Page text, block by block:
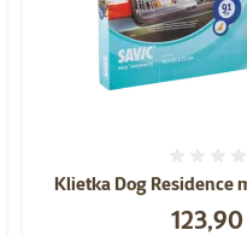
Klietka Dog Residence
Cena